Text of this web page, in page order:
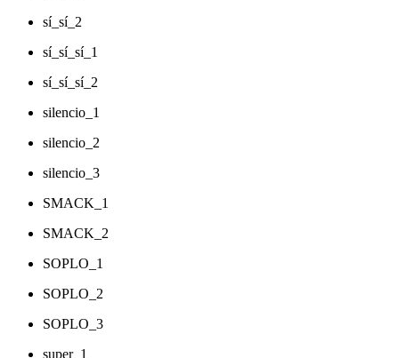
sí_sí_2
sí_sí_sí_1
sí_sí_sí_2
silencio_1
silencio_2
silencio_3
SMACK_1
SMACK_2
SOPLO_1
SOPLO_2
SOPLO_3
super_1